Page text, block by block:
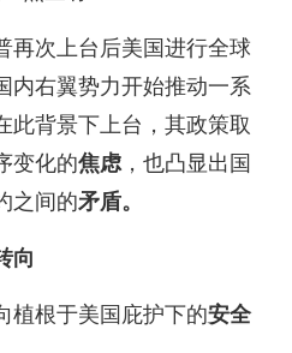
再次上台后美国进行全球
内右翼势力开始推动一系
此背景下上台，其政策取
变化的焦虑，也凸显出国
之间的矛盾。
向
植根于美国庇护下的安全